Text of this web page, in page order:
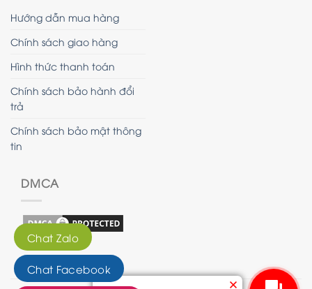
Hướng dẫn mua hàng
Chính sách giao hàng
Hình thức thanh toán
Chính sách bảo hành đổi
trả
Chính sách bảo mật thông
tin
DMCA
Chat Zalo
Chat Facebook